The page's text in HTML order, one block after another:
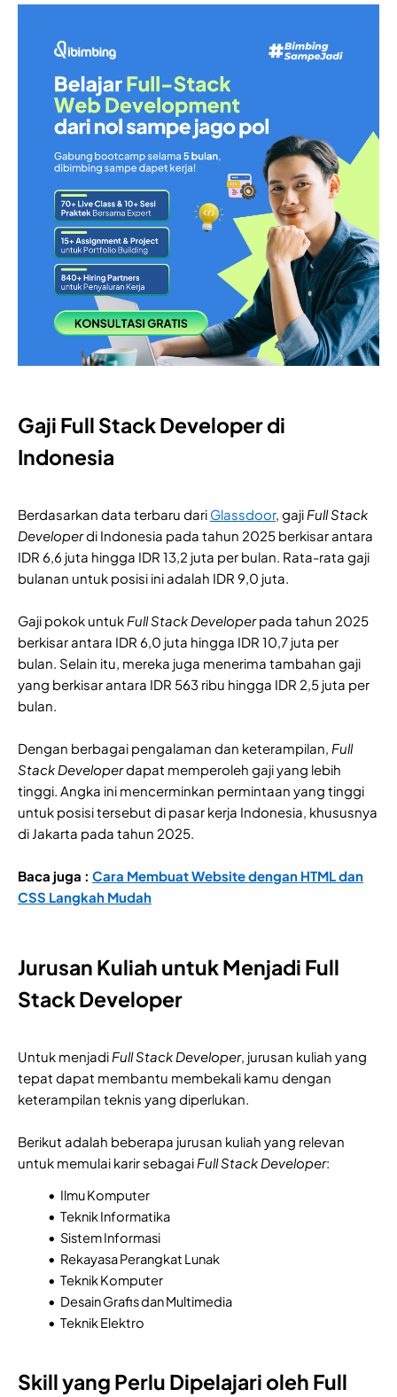
Gaji Full Stack Developer di
Indonesia
Berdasarkan data terbaru dari Glassdoor, gaji Full Stack
Developerdi Indonesia pada tahun 2025 berkisar antara
IDR 6,6 juta hingga IDR 13,2 juta per bulan. Rata-rata gaji
bulanan untuk posisi ini adalah IDR 9,0 juta.
Gaji pokok untuk Full Stack Developerpada tahun 2025
berkisar antara IDR 6,0 juta hingga IDR 10,7 juta per
bulan. Selain itu, mereka juga menerima tambahan gaji
yang berkisar antara IDR 563 ribu hingga IDR 2,5 juta per
bulan.
Dengan berbagai pengalaman dan keterampilan, Full
Stack Developerdapat memperoleh gaji yang lebih
tinggi. Angka ini mencerminkan permintaan yang tinggi
untuk posisi tersebut di pasar kerja Indonesia, khususnya
di Jakarta pada tahun 2025.
Baca juga : Cara Membuat Website dengan HTML dan
CSS Langkah Mudah
Jurusan Kuliah untuk Menjadi Full
Stack Developer
Untuk menjadi Full Stack Developer, jurusan kuliah yang
tepat dapat membantu membekali kamu dengan
keterampilan teknis yang diperlukan.
Berikut adalah beberapa jurusan kuliah yang relevan
untuk memulai karir sebagai Full Stack Developer:
Ilmu Komputer
Teknik Informatika
Sistem Informasi
Rekayasa Perangkat Lunak
Teknik Komputer
Desain Grafis dan Multimedia
Teknik Elektro
Skill yang Perlu Dipelajari oleh Full